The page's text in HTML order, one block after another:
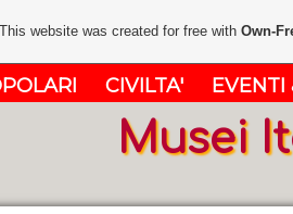
CIVILTA' EVENTI
Musei
This website was created for free withOwn-